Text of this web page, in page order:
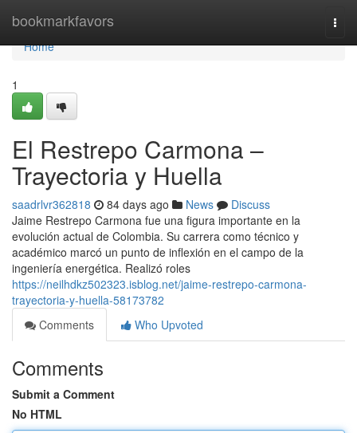
bookmarkfavors
Home
Home
1
El Restrepo Carmona –
Trayectoria y Huella
saadrlvr362818 84 days ago News
Discuss
Jaime Restrepo Carmona fue una figura importante en la
evolución actual de Colombia. Su carrera como técnico y
académico marcó un punto de inflexión en el campo de la
ingeniería energética. Realizó roles
https://neilhdkz502323.isblog.net/jaime-restrepo-carmona-
trayectoria-y-huella-58173782
Comments
Who Upvoted
Comments
Submit a Comment
No HTML